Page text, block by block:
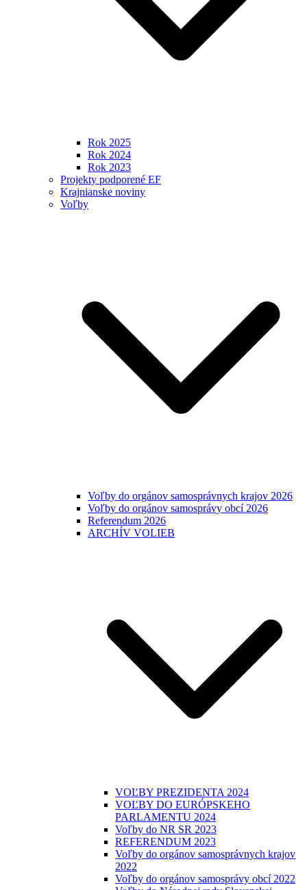
Rok 2025
Rok 2024
Rok 2023
Projekty podporené EF
Krajnianske noviny
Voľby
Voľby do orgánov samosprávnych krajov 2026
Voľby do orgánov samosprávy obcí 2026
Referendum 2026
ARCHÍV VOLIEB
VOĽBY PREZIDENTA 2024
VOĽBY DO EURÓPSKEHO
PARLAMENTU 2024
Voľby do NR SR 2023
REFERENDUM 2023
Voľby do orgánov samosprávnych krajov
2022
Voľby do orgánov samosprávy obcí 2022